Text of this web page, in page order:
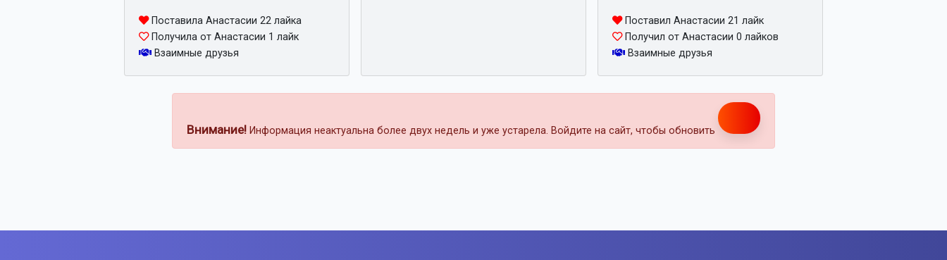
Поставила Анастасии 22 лайка
Получила от Анастасии 1 лайк
Взаимные друзья
Поставил Анастасии 21 лайк
Получил от Анастасии 0 лайков
Взаимные друзья
Внимание! Информация неактуальна более двух недель и уже устарела. Войдите на сайт, чтобы обновить